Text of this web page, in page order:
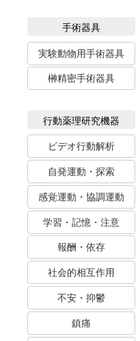
手術器具
実験動物用手術器具
榊精密手術器具
行動薬理研究機器
ビデオ行動解析
自発運動・探索
感覚運動・協調運動
学習・記憶・注意
報酬・依存
社会的相互作用
不安・抑鬱
鎮痛